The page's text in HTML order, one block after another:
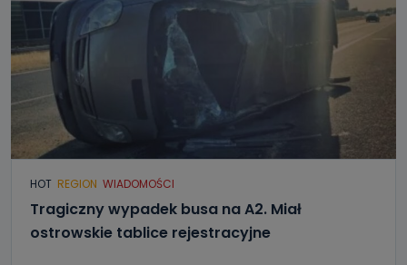
HOT REGION WIADOMOŚCI
Tragiczny wypadek busa na A2. Miał
ostrowskie tablice rejestracyjne